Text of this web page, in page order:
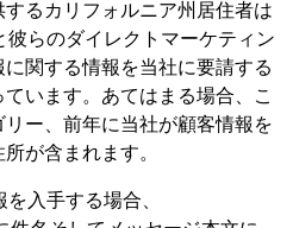
るカリフォルニア州居住者は
らのダイレクトマーケティン
関する情報を当社に要請する
います。あてはまる場合、こ
ー、前年に当社が顧客情報を
が含まれます。
入手する場合、